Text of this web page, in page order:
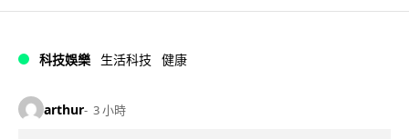
科技娛樂 生活科技 健康
arthur 3 小時